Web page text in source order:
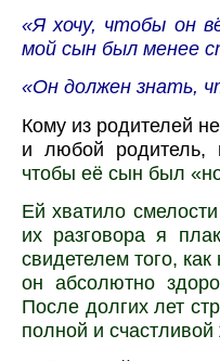
«Я хочу, чтобы он
мой сын был менее
«Он должен знать,
Кому из родителей
и любой родитель,
чтобы её сын был
Ей хватило
их разговора я
свидетелем того,
он абсолютно
После долгих лет
полной и